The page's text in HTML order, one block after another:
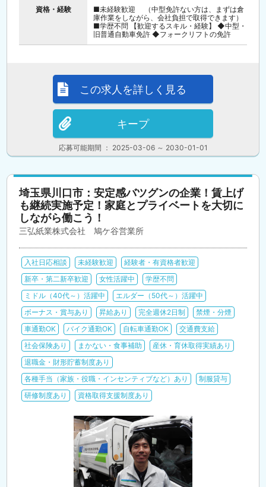
資格・経験
■未経験歓迎 （中型免許ない方は、まずは倉
庫作業をしながら、会社負担で取得できます）
■学歴不問 【歓迎するスキル・経験】 ◆中型・
旧普通自動車免許 ◆フォークリフトの免許
応募可能期間 ： 2025-03-06 ～ 2030-01-01
この求人を詳しく見る
キープ
埼玉県川口市：安定感バツグンの企業！賃上げ
も継続実施予定！家庭とプライベートを大切に
しながら働こう！
三弘紙業株式会社 鳩ケ谷営業所
入社日応相談 未経験歓迎
経験者・有資格者歓迎
新卒・第二新卒歓迎
女性活躍中
学歴不問
ミドル（40代～）活躍中
エルダー（50代～）活躍中
ボーナス・賞与あり
昇給あり 完全週休2日制
禁煙・分煙
車通勤OK
バイク通勤OK 自転車通勤OK
交通費支給
社会保険あり
まかない・食事補助
産休・育休取得実績あり
退職金・財形貯蓄制度あり
各種手当（家族・役職・インセンティブなど）あり
制服貸与
研修制度あり
資格取得支援制度あり